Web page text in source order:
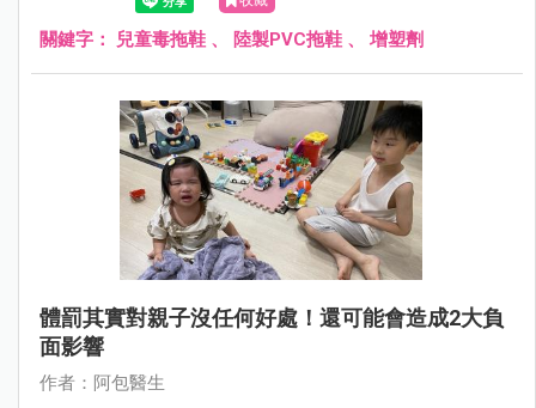
關鍵字： 兒童毒拖鞋 、 陸製PVC拖鞋 、 增塑劑
體罰其實對親子沒任何好處！還可能會造成2大負
面影響
作者：阿包醫生